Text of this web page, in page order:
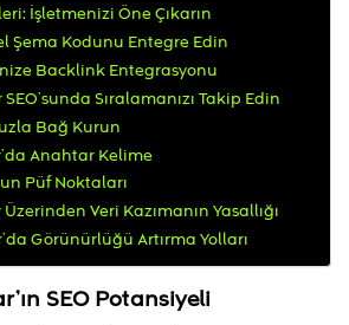
İşletmenizi Öne Çıkarın
Şema Kodunu Entegre Edin
Backlink Entegrasyonu
Sıralamanızı Takip Edin
Bağ Kurun
Anahtar Kelime
Püf Noktaları
Veri Kazımanın Yasallığı
Görünürlüğü Artırma Yolları
SEO Potansiyeli